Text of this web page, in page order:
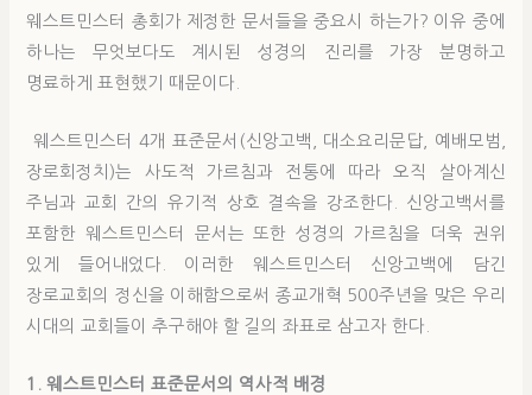
웨스트민스터 총회가 제정한 문서들을 중요시 하는가? 이유 중에
하나는 무엇보다도 계시된 성경의 진리를 가장 분명하고
명료하게 표현했기 때문이다.
웨스트민스터 4개 표준문서(신앙고백, 대소요리문답, 예배모범,
장로회정치)는 사도적 가르침과 전통에 따라 오직 살아계신
주님과 교회 간의 유기적 상호 결속을 강조한다. 신앙고백서를
포함한 웨스트민스터 문서는 또한 성경의 가르침을 더욱 권위
있게 들어내었다. 이러한 웨스트민스터 신앙고백에 담긴
장로교회의 정신을 이해함으로써 종교개혁 500주년을 맞은 우리
시대의 교회들이 추구해야 할 길의 좌표로 삼고자 한다.
1. 웨스트민스터 표준문서의 역사적 배경